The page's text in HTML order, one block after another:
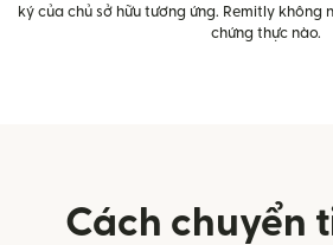
ký của chủ sở hữu tương ứng. Remitly không
chứng thực nào.
Cách chuyển